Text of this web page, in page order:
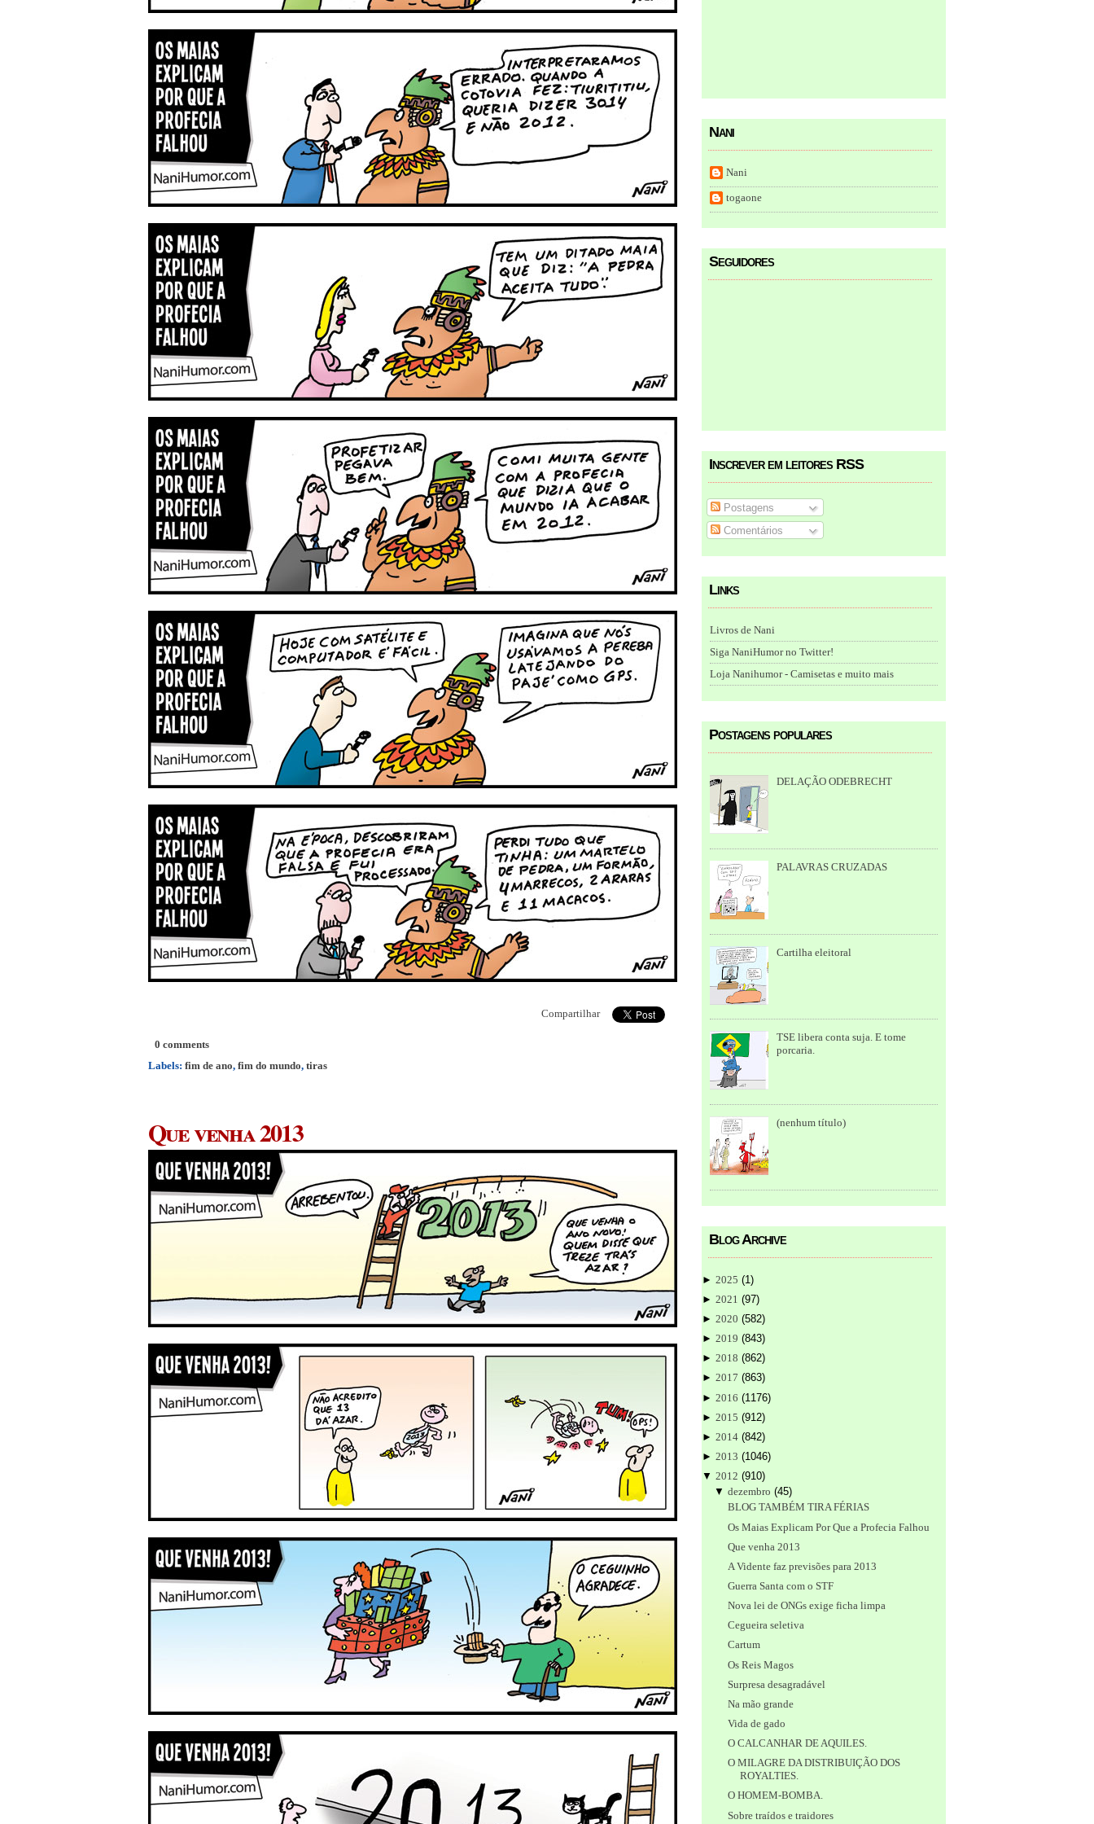
Compartilhar
0 comments
Labels: fim de ano, fim do mundo, tiras
Que venha 2013
Nani
Nani
togaone
Seguidores
Inscrever em leitores RSS
Postagens
Comentários
Links
Livros de Nani
Siga NaniHumor no Twitter!
Loja Nanihumor - Camisetas e muito mais
Postagens populares
DELAÇÃO ODEBRECHT
PALAVRAS CRUZADAS
Cartilha eleitoral
TSE libera conta suja. E tome
porcaria.
(nenhum título)
Blog Archive
► 2025 (1 )
► 2021 (97)
► 2020 (582)
► 2019 (843)
► 2018 (862)
► 2017 (863)
► 2016 (1176)
► 2015 (912)
► 2014 (842)
► 2013 (1046)
▼ 2012 (910)
▼dezembro (45)
BLOG TAMBÉM TIRA FÉRIAS
Os Maias Explicam Por Que a Profecia Falhou
Que venha 2013
A Vidente faz previsões para 2013
Guerra Santa com o STF
Nova lei de ONGs exige ficha limpa
Cegueira seletiva
Cartum
Os Reis Magos
Surpresa desagradável
Na mão grande
Vida de gado
O CALCANHAR DE AQUILES.
O MILAGRE DA DISTRIBUIÇÃO DOS
ROYALTIES.
O HOMEM-BOMBA.
Sobre traídos e traidores